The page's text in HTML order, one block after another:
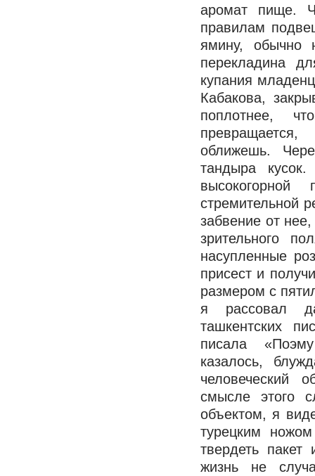
аромат пище.
правилам
ямину, обычно
перекладина
купания
Кабакова,
поплотнее,
оближешь.
тандыра
стремительной
забвение от
зрительного
насупленные
присест и
размером с
я рассовал
ташкентских
писала
казалось,
человеческий
смысле этого
объектом, я
турецким
твердеть
жизнь не